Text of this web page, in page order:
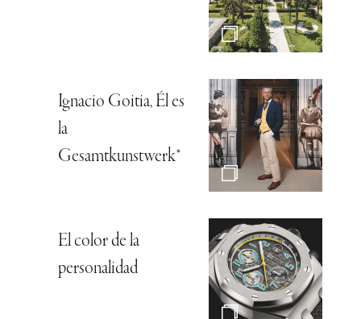
Ignacio Goitia, Él es
la
Gesamtkunstwerk*
El color de la
personalidad